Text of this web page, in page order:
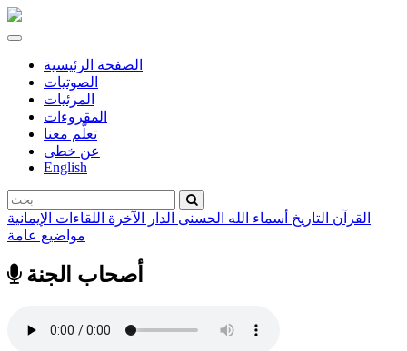
Toggle
الصفحة الرئيسية
الصوتيات
المرئيات
المقروءات
تعلّم معنا
عن خطى
English
القرآن التاريخ أسماء الله الحسنى الدار الآخرة اللقاءات الإيمانية
مواضيع عامة
أصحاب الجنة